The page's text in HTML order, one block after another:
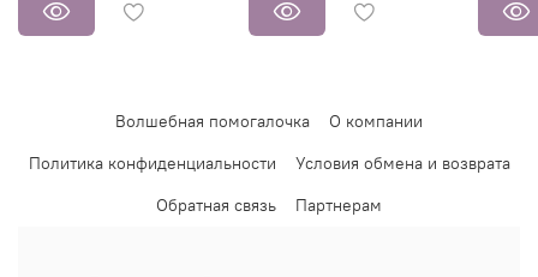
Волшебная помогалочка
О компании
Политика конфиденциальности
Условия обмена и возврата
Обратная связь
Партнерам